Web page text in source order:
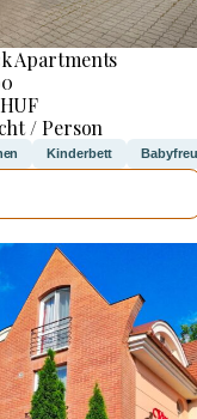
Apartments
/ Person
Kinderbett